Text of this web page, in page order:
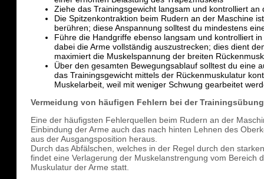
Ziehe das Trainingsgewicht langsam und kontrolliert an
Die Spitzenkontraktion beim Rudern an der Maschine
berühren; diese Anspannung solltest du mindestens
Führe die Handgriffe ebenso langsam und kontrolliert
dabei die Arme vollständig auszustrecken; dies dient
maximiert die Muskelspannung der breiten
Über den gesamten Bewegungsablauf solltest du eine
das Trainingsgewicht mittels der Rückenmuskulatur
Muskelarbeit, weil mit weniger Schwung gearbeitet
Vermeidung von häufigen Fehlern bei der
Eine der häufigsten Fehlerquellen beim Rudern an der
Einbindung der Arme auch das nach hinten Lehnen des
aus der Ausgangsposition heraus.
Durch das Abfälschen, welches in der Regel durch den
findet eine Verlagerung der Muskelanstrengung vom Bereich
Muskulatur der Arme statt.